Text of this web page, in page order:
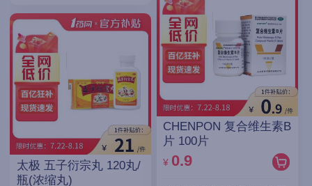
太极 五子衍宗丸 120丸/
瓶(浓缩丸)
CHENPON 复合维生素B
片 100片
¥ 0.9